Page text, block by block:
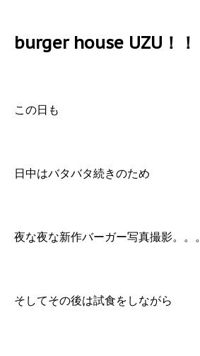
burger house UZU！！
この日も
日中はバタバタ続きのため
夜な夜な新作バーガー写真撮影。。。
そしてその後は試食をしながら